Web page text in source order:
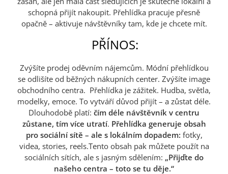
schopná přijít nakoupit. Přehlídka pracuje přesně
opačně – aktivuje návštěvníky tam, kde je chcete mít.
PŘÍNOS:
Zvýšíte prodej oděvním nájemcům. Módní přehlídkou
se odlišíte od běžných nákupních center. Zvýšíte image
obchodního centra. Přehlídka je zážitek. Hudba, světla,
modelky, emoce. To vytváří důvod přijít – a zůstat déle.
Dlouhodobě platí: čím déle návštěvník v centru
zůstane, tím více utratí. Přehlídka generuje obsah
pro sociální sítě – ale s lokálním dopadem: fotky,
videa, stories, reels.Tento obsah pak můžete použít na
sociálních sítích, ale s jasným sdělením: „Přijďte do
našeho centra – toto se tu děje.“